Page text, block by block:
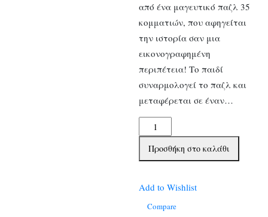
από ένα μαγευτικό παζλ 35
κομματιών, που αφηγείται
την ιστορία σαν μια
εικονογραφημένη
περιπέτεια! Το παιδί
συναρμολογεί το παζλ και
μεταφέρεται σε έναν…
Djeco
παζλ
παραμύθι
35
κομμάτια
Προσθήκη στο καλάθι
Add to Wishlist
Compare